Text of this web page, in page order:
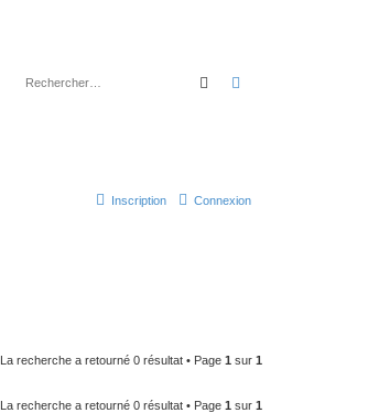
Rechercher
Connexion
Inscription
La recherche a retourné 0 résultat • Page 1 sur 1
La recherche a retourné 0 résultat • Page 1 sur 1